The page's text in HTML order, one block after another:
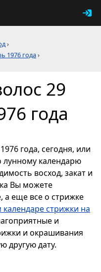
›
1976 года›
29
года
года, сегодня, или
лунному календарю
восход, закат и
Вы можете
а еще все о стрижке
стрижки на
и
и окрашивания
другую дату.